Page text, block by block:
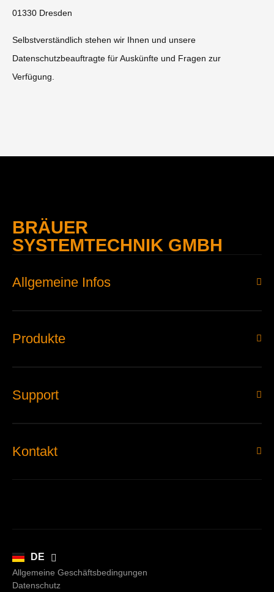
01330 Dresden
Selbstverständlich stehen wir Ihnen und unsere
Datenschutzbeauftragte für Auskünfte und Fragen zur
Verfügung.
BRÄUER
SYSTEMTECHNIK GMBH
Allgemeine Infos
Produkte
Support
Kontakt
DE
EN
Allgemeine Geschäftsbedingungen
Datenschutz